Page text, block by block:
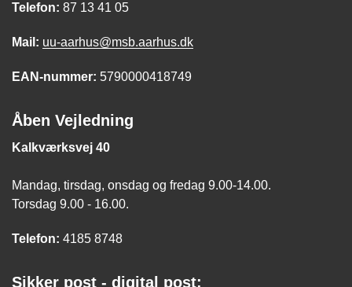
Telefon: 87 13 41 05
Mail: uu-aarhus@msb.aarhus.dk
EAN-nummer: 5790000418749
Åben Vejledning
Kalkværksvej 40
Mandag, tirsdag, onsdag og fredag 9.00-14.00.
Torsdag 9.00 - 16.00.
Telefon: 4185 8748
Sikker post - digital post: